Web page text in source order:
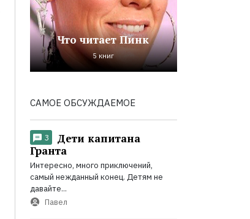
Что читает Пинк
5 книг
САМОЕ ОБСУЖДАЕМОЕ
3
Дети капитана
Гранта
Интересно, много приключений,
самый нежданный конец. Детям не
давайте...
Павел